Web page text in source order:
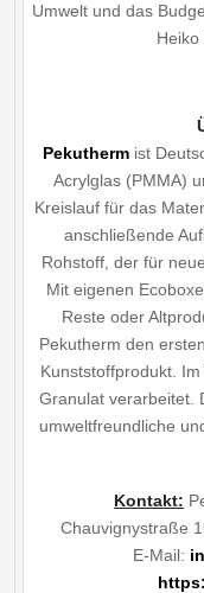
Umwelt und das
Heiko
Pekuthermist
Acrylglas (PMMA)
Kreislauf für das
anschließende
Rohstoff, der für
Mit eigenen
Reste oder
Pekutherm den
Kunststoffprodukt.
Granulat verarbeitet.
umweltfreundliche
Kontakt:
Chauvignystraße
E-Mail: